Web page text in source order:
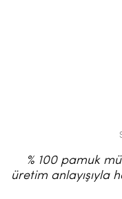
% 100 pamuk
üretim anlayışıyla